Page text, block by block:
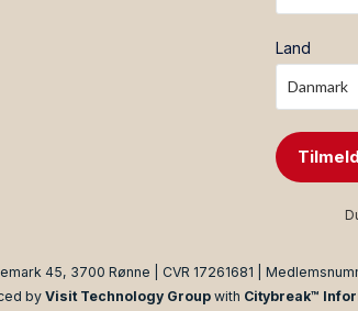
Land
Tilmeld
45, 3700 Rønne | CVR 17261681 |
by Visit Technology Groupwith Citybreak™